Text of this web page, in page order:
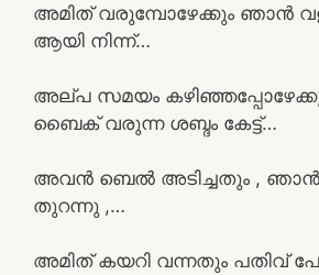
അമിത് വരുമ്പോഴേക്കും ഞാൻ
ആയി നിന്ന്…
അല്പ സമയം
ബൈക് വരുന്ന ശബ്ദം കേട്ട്…
അവൻ ബെൽ അടിച്ചതും , ഞാൻ
തുറന്നു ,…
അമിത് കയറി വന്നതും പതിവ്